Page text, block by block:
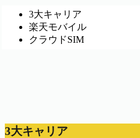
3大キャリア
楽天モバイル
クラウドSIM
3大キャリア